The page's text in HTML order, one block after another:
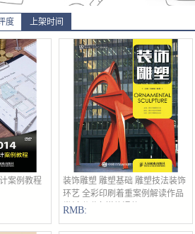
度 上架时间
案例教程 立即购买
装饰雕塑 雕塑基础 雕塑技法装饰
环艺 全彩印刷着重案例解读作品
赏析附赠多媒体课件
RMB: